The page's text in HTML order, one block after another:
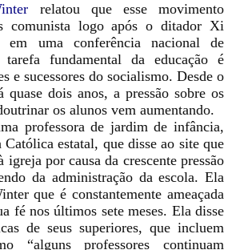
relatou que esse movimento
comunista logo após o ditador Xi
em uma conferência nacional de
fundamental da educação é
e sucessores do socialismo. Desde o
dois anos, a pressão sobre os
os alunos vem aumentando.
professora de jardim de infância,
estatal, que disse ao site que
por causa da crescente pressão
da administração da escola. Ela
que é constantemente ameaçada
fé nos últimos sete meses. Ela disse
de seus superiores, que incluem
“alguns professores continuam